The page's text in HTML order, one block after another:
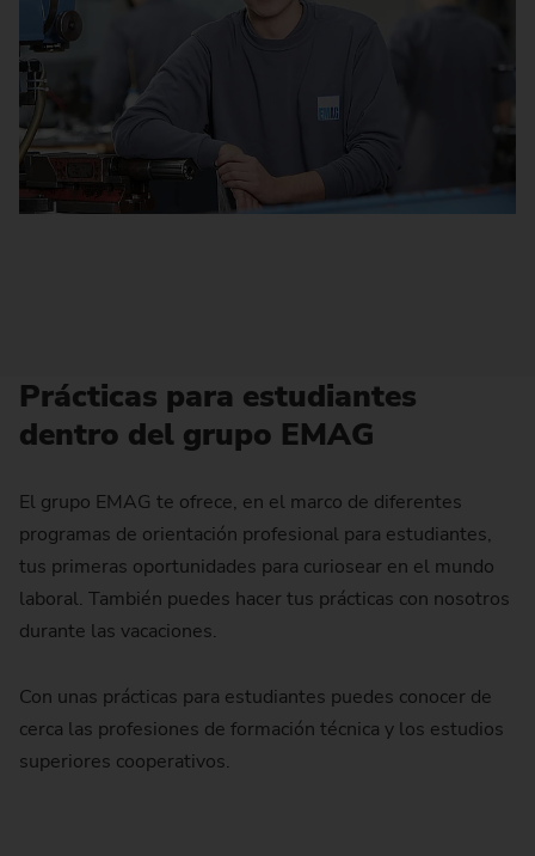
Prácticas para estudiantes
dentro del grupo EMAG
El grupo EMAG te ofrece, en el marco de diferentes
programas de orientación profesional para estudiantes,
tus primeras oportunidades para curiosear en el mundo
laboral. También puedes hacer tus prácticas con nosotros
durante las vacaciones.
Con unas prácticas para estudiantes puedes conocer de
cerca las profesiones de formación técnica y los estudios
superiores cooperativos.